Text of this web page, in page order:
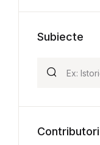
Subiecte
Contributori